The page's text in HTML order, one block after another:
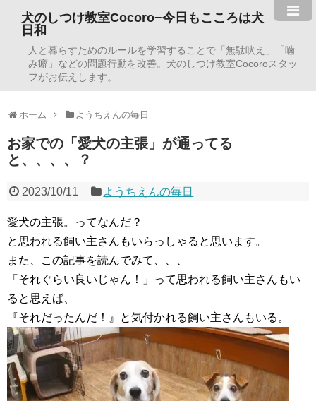
犬のしつけ教室Cocoro−今日もこころは犬
日和
人と暮らすためのルールを学習することで「無駄吠え」「噛
み癖」などの問題行動を改善。犬のしつけ教室Cocoroスタッ
フがお伝えします。
ホーム ようちえんの毎日
お家での「愛犬の主張」が通ってる
と、、、、？
2023/10/11 ようちえんの毎日
愛犬の主張。ってなんだ？
と思われる飼い主さんもいらっしゃると思います。
また、この記事を読んでみて、、、
「それぐらい良いじゃん！」って思われる飼い主さんもい
ると思えば、
『それだったんだ！』と気付かれる飼い主さんもいる。